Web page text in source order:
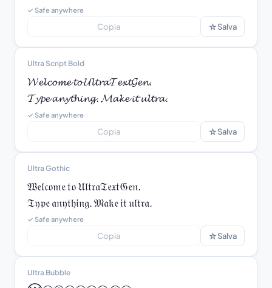
✓ Safe anywhere
Copia ☆Salva
Ultra Script Bold
𝓦𝓮𝓵𝓬𝓸𝓶𝓮 𝓽𝓸 𝓤𝓵𝓽𝓻𝓪𝓣𝓮𝔁𝓽𝓖𝓮𝓷.
𝓣𝔂𝓹𝓮 𝓪𝓷𝔂𝓽𝓱𝓲𝓷𝓰. 𝓜𝓪𝓴𝓮 𝓲𝓽 𝓾𝓵𝓽𝓻𝓪.
✓ Safe anywhere
Copia ☆Salva
Ultra Gothic
𝔚𝔢𝔩𝔠𝔬𝔪𝔢 𝔱𝔬 𝔘𝔩𝔱𝔯𝔞𝔗𝔢𝔵𝔱𝔊𝔢𝔫.
𝔗𝔶𝔭𝔢 𝔞𝔫𝔶𝔱𝔥𝔦𝔫𝔤. 𝔐𝔞𝔨𝔢 𝔦𝔱 𝔲𝔩𝔱𝔯𝔞.
✓ Safe anywhere
Copia ☆Salva
Ultra Bubble